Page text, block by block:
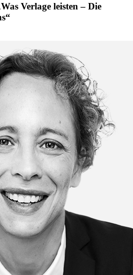
Verlage leisten – Die